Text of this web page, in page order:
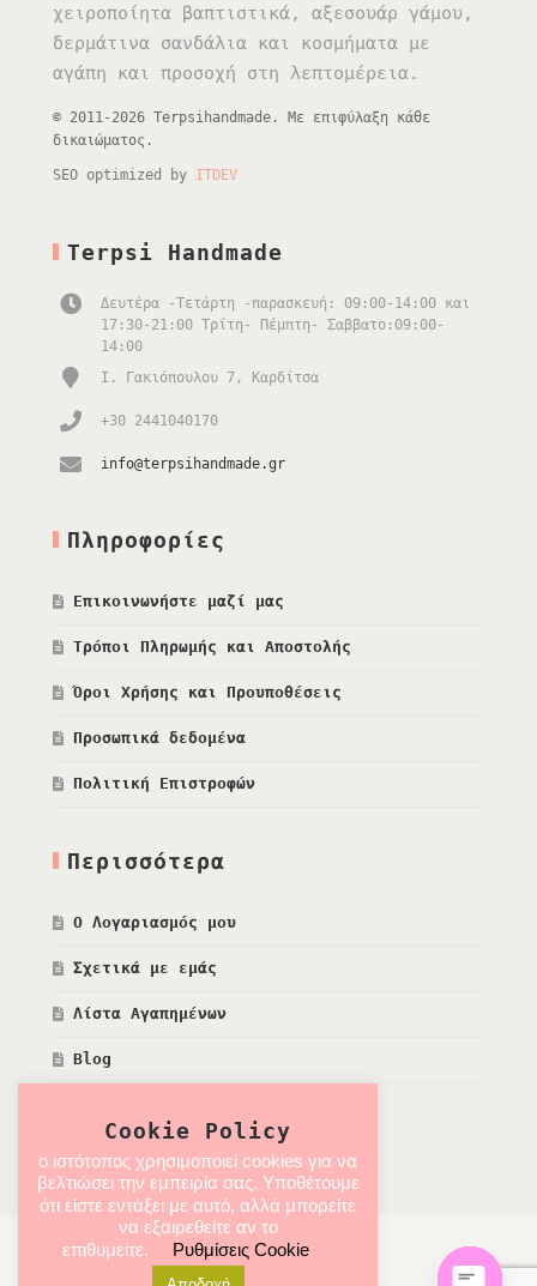
χειροποίητα βαπτιστικά, αξεσουάρ γάμου,
δερμάτινα σανδάλια και κοσμήματα με
αγάπη και προσοχή στη λεπτομέρεια.
© 2011-2026 Terpsihandmade. Με επιφύλαξη κάθε
δικαιώματος.
SEO optimized by ITDEV
Terpsi Handmade
Δευτέρα -Τετάρτη -παρασκευή: 09:00-14:00 και
17:30-21:00 Τρίτη- Πέμπτη- Σαββατο:09:00-
14:00
Ι. Γακιόπουλου 7, Καρδίτσα
+30 2441040170
info@terpsihandmade.gr
Πληροφορίες
Επικοινωνήστε μαζί μας
Τρόποι Πληρωμής και Αποστολής
Όροι Χρήσης και Προυποθέσεις
Προσωπικά δεδομένα
Πολιτική Επιστροφών
Περισσότερα
Ο Λογαριασμός μου
Σχετικά με εμάς
Λίστα Αγαπημένων
Blog
Cookie Policy
ο ιστότοπος χρησιμοποιεί cookies για να
βελτιώσει την εμπειρία σας. Υποθέτουμε
ότι είστε εντάξει με αυτό, αλλά μπορείτε
να εξαιρεθείτε αν το
επιθυμείτε.
Ρυθμίσεις Cookie